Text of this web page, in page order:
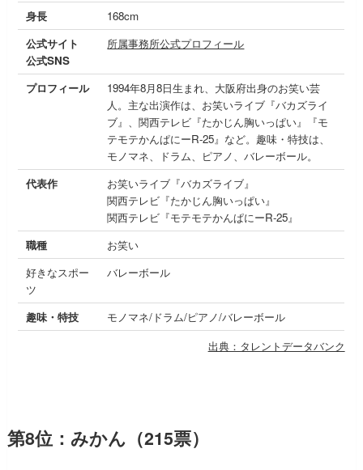
身長
168cm
公式サイト
公式SNS
所属事務所公式プロフィール
プロフィール
1994年8月8日生まれ、大阪府出身のお笑い芸
人。主な出演作は、お笑いライブ『バカズライ
ブ』、関西テレビ『たかじん胸いっぱい』『モ
テモテかんぱにーR-25』など。趣味・特技は、
モノマネ、ドラム、ピアノ、バレーボール。
代表作
お笑いライブ『バカズライブ』
関西テレビ『たかじん胸いっぱい』
関西テレビ『モテモテかんぱにーR-25』
職種
お笑い
好きなスポー
ツ
バレーボール
趣味・特技
モノマネ/ドラム/ピアノ/バレーボール
出典：タレントデータバンク
第8位：みかん（215票）